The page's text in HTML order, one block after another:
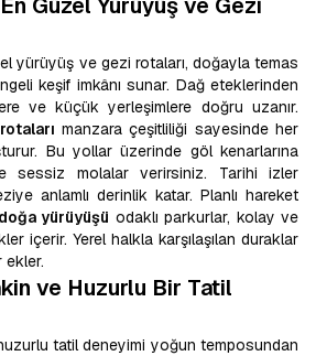
yürüyüş ve gezi rotaları, doğayla temas
keşif imkânı sunar. Dağ eteklerinden
ve küçük yerleşimlere doğru uzanır.
manzara çeşitliliği sayesinde her
Bu yollar üzerinde göl kenarlarına
sessiz molalar verirsiniz. Tarihi izler
anlamlı derinlik katar. Planlı hareket
doğa yürüyüşü odaklı parkurlar, kolay ve
içerir. Yerel halkla karşılaşılan duraklar
ekler.
ve Huzurlu Bir Tatil
tatil deneyimi yoğun temposundan